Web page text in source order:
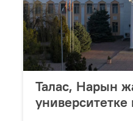
Талас, Нарын